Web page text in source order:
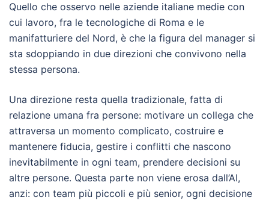
Quello che osservo nelle aziende italiane medie con
cui lavoro, fra le tecnologiche di Roma e le
manifatturiere del Nord, è che la figura del manager si
sta sdoppiando in due direzioni che convivono nella
stessa persona.
Una direzione resta quella tradizionale, fatta di
relazione umana fra persone: motivare un collega che
attraversa un momento complicato, costruire e
mantenere fiducia, gestire i conflitti che nascono
inevitabilmente in ogni team, prendere decisioni su
altre persone. Questa parte non viene erosa dall’AI,
anzi: con team più piccoli e più senior, ogni decisione